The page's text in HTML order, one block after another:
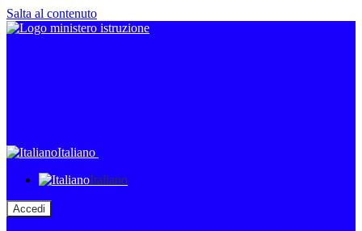
Salta al contenuto
Italiano
Italiano
Accedi